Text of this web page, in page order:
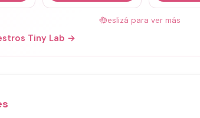
🤚Deslizá para ver más
Tiny Lab →